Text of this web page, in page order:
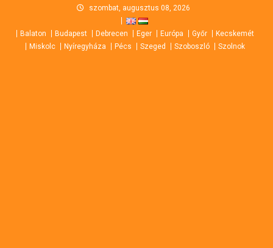
content
szombat, augusztus 08, 2026
Balaton Budapest Debrecen Eger Európa Győr
Kecskemét
Miskolc
Nyíregyháza Pécs Szeged Szoboszló Szolnok